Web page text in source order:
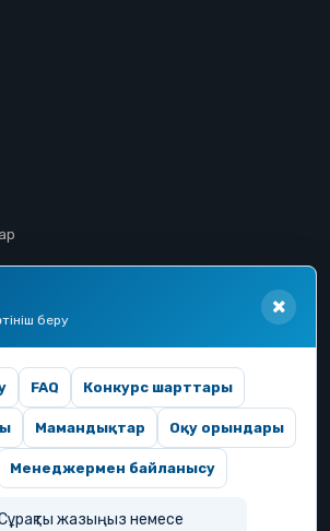
беру
FAQ Конкурс шарттары
Мамандықтар Оқу орындары
Менеджермен байланысу
жазыңыз немесе